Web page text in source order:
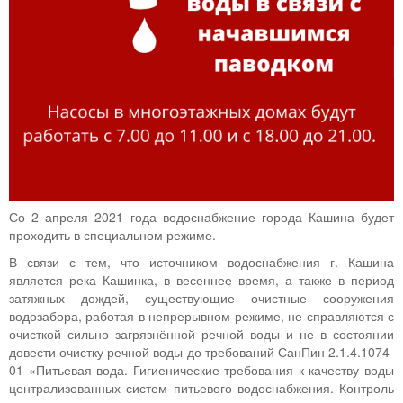
Со 2 апреля 2021 года водоснабжение города Кашина будет
проходить в специальном режиме.
В связи с тем, что источником водоснабжения г. Кашина
является река Кашинка, в весеннее время, а также в период
затяжных дождей, существующие очистные сооружения
водозабора, работая в непрерывном режиме, не справляются с
очисткой сильно загрязнённой речной воды и не в состоянии
довести очистку речной воды до требований СанПин 2.1.4.1074-
01 «Питьевая вода. Гигиенические требования к качеству воды
централизованных систем питьевого водоснабжения. Контроль